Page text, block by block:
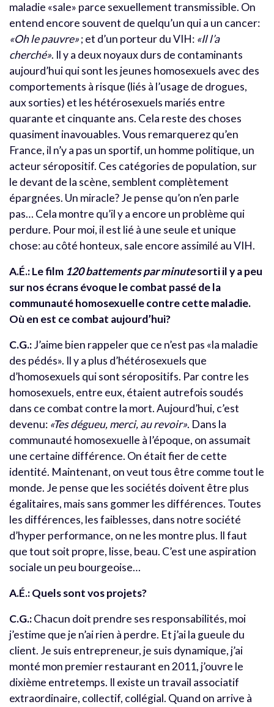
maladie «sale» parce sexuellement transmissible. On
entend encore souvent de quelqu’un qui a un cancer:
«Oh le pauvre»; et d’un porteur du VIH: «Il l’a
cherché». Il y a deux noyaux durs de contaminants
aujourd’hui qui sont les jeunes homosexuels avec des
comportements à risque (liés à l’usage de drogues,
aux sorties) et les hétérosexuels mariés entre
quarante et cinquante ans. Cela reste des choses
quasiment inavouables. Vous remarquerez qu’en
France, il n’y a pas un sportif, un homme politique, un
acteur séropositif. Ces catégories de population, sur
le devant de la scène, semblent complètement
épargnées. Un miracle? Je pense qu’on n’en parle
pas… Cela montre qu’il y a encore un problème qui
perdure. Pour moi, il est lié à une seule et unique
chose: au côté honteux, sale encore assimilé au VIH.
A.É.: Le film 120 battements par minutesorti il y a peu
sur nos écrans évoque le combat passé de la
communauté homosexuelle contre cette maladie.
Où en est ce combat aujourd’hui?
C.G.:J’aime bien rappeler que ce n’est pas «la maladie
des pédés». Il y a plus d’hétérosexuels que
d’homosexuels qui sont séropositifs. Par contre les
homosexuels, entre eux, étaient autrefois soudés
dans ce combat contre la mort. Aujourd’hui, c’est
devenu: «Tes dégueu, merci, au revoir». Dans la
communauté homosexuelle à l’époque, on assumait
une certaine différence. On était fier de cette
identité. Maintenant, on veut tous être comme tout le
monde. Je pense que les sociétés doivent être plus
égalitaires, mais sans gommer les différences. Toutes
les différences, les faiblesses, dans notre société
d’hyper performance, on ne les montre plus. Il faut
que tout soit propre, lisse, beau. C’est une aspiration
sociale un peu bourgeoise…
A.É.: Quels sont vos projets?
C.G.:Chacun doit prendre ses responsabilités, moi
j’estime que je n’ai rien à perdre. Et j’ai la gueule du
client. Je suis entrepreneur, je suis dynamique, j’ai
monté mon premier restaurant en 2011, j’ouvre le
dixième entretemps. Il existe un travail associatif
extraordinaire, collectif, collégial. Quand on arrive à